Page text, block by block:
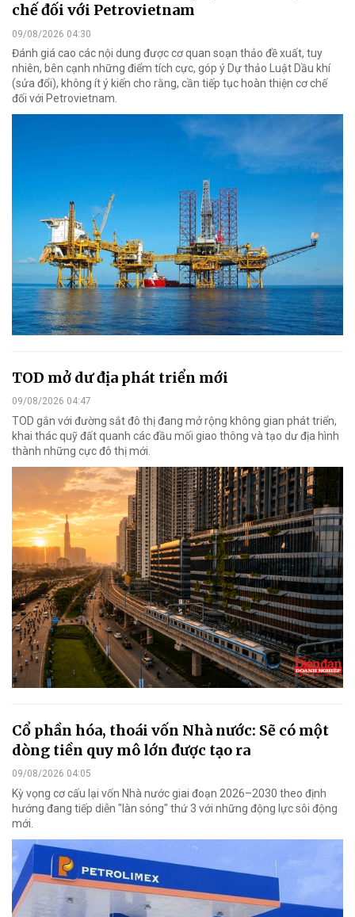
chế đối với Petrovietnam
09/08/2026 04:30
Đánh giá cao các nội dung được cơ quan soạn thảo đề xuất, tuy
nhiên, bên cạnh những điểm tích cực, góp ý Dự thảo Luật Dầu khí
(sửa đổi), không ít ý kiến cho rằng, cần tiếp tục hoàn thiện cơ chế
đối với Petrovietnam.
TOD mở dư địa phát triển mới
09/08/2026 04:47
TOD gắn với đường sắt đô thị đang mở rộng không gian phát triển,
khai thác quỹ đất quanh các đầu mối giao thông và tạo dư địa hình
thành những cực đô thị mới.
Cổ phần hóa, thoái vốn Nhà nước: Sẽ có một
dòng tiền quy mô lớn được tạo ra
09/08/2026 04:05
Kỳ vọng cơ cấu lại vốn Nhà nước giai đoạn 2026–2030 theo định
hướng đang tiếp diễn "làn sóng" thứ 3 với những động lực sôi động
mới.